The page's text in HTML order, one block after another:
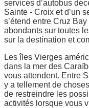
services d’autobus
Sainte - Croix et d’un
s’étend entre Cruz
abondants sur toutes
sur la destination et
Les îles Vierges
dans la mer des
vous attendent. Entre
y a tellement de
de restreindre les
activités lorsque vous